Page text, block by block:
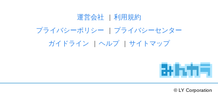
運営会社 | 利用規約
プライバシーポリシー
| プライバシーセンター
ガイドライン
| ヘルプ | サイトマップ
© LY Corporation